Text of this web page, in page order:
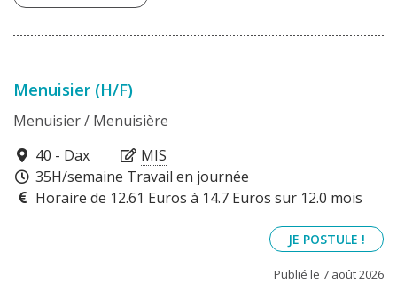
Menuisier (H/F)
Menuisier / Menuisière
40100
40 - Dax
MIS
35H/semaine Travail en journée
Horaire de 12.61 Euros à 14.7 Euros sur 12.0 mois
JE POSTULE !
Publié le 7 août 2026